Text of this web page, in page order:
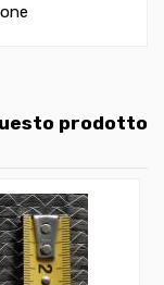
prodotto